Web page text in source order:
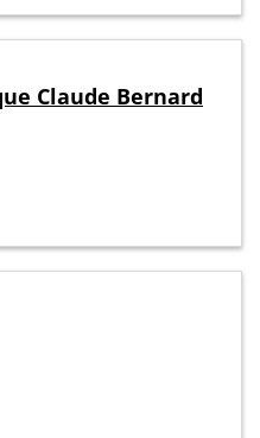
Claude Bernard